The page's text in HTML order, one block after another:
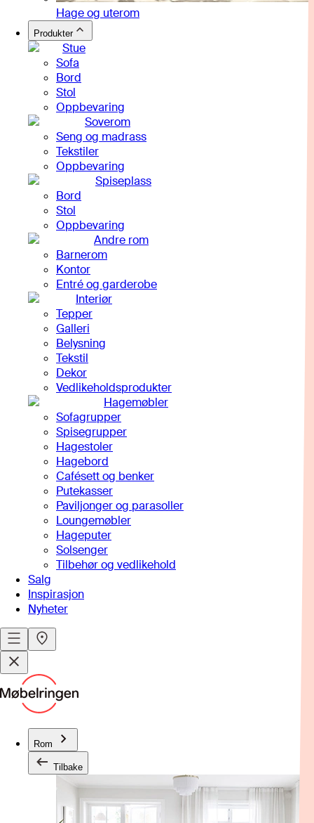
Hage og uterom
Produkter
Stue
Sofa
Bord
Stol
Oppbevaring
Soverom
Seng og madrass
Tekstiler
Oppbevaring
Spiseplass
Bord
Stol
Oppbevaring
Andre rom
Barnerom
Kontor
Entré og garderobe
Interiør
Tepper
Galleri
Belysning
Tekstil
Dekor
Vedlikeholdsprodukter
Hagemøbler
Sofagrupper
Spisegrupper
Hagestoler
Hagebord
Cafésett og benker
Putekasser
Paviljonger og parasoller
Loungemøbler
Hageputer
Solsenger
Tilbehør og vedlikehold
Salg
Inspirasjon
Nyheter
Rom
Tilbake